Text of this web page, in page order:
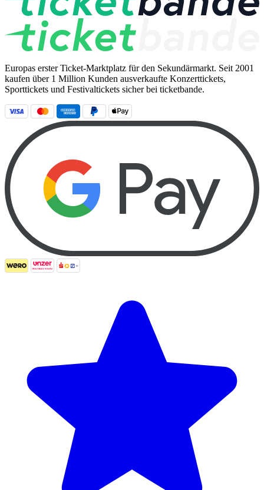
Europas erster Ticket-Marktplatz für den Sekundärmarkt. Seit 2001
kaufen über 1 Million Kunden ausverkaufte Konzerttickets,
Sporttickets und Festivaltickets sicher bei ticketbande.